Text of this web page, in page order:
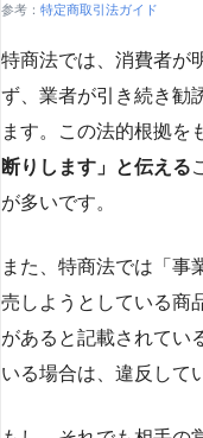
参考： 特定商取引法ガイド
特商法では、消費者が
ず、業者が引き続き勧
ます。この法的根拠を
断りします」と伝える
が多いです​​。
また、特商法では「事
売しようとしている商
があると記載されてい
いる場合は、違反して